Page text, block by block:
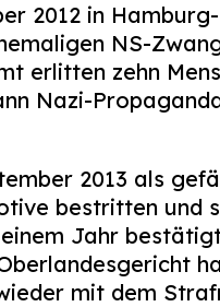
2012 in
NS-
erlitten zehn
Nazi-
2013 als
bestritten und
Jahr
mit dem